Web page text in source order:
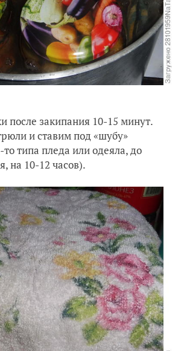
после закипания 10-15 минут.
и ставим под «шубу»
типа пледа или одеяла, до
на 10-12 часов).